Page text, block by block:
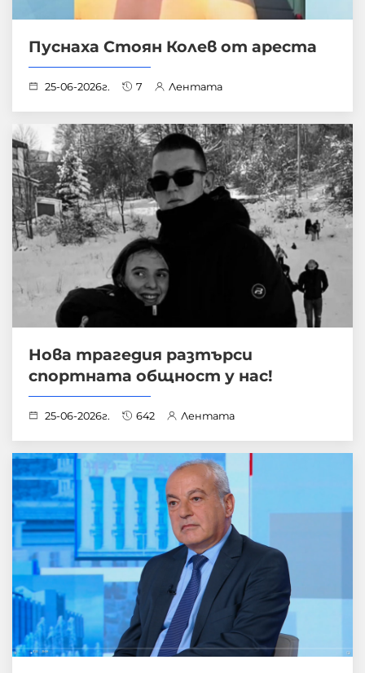
Пуснаха Стоян Колев от ареста
25-06-2026г. 7 Лентата
Нова трагедия разтърси
спортната общност у нас!
25-06-2026г. 642 Лентата